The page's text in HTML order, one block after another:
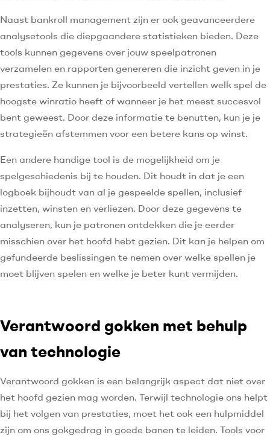
Naast bankroll management zijn er ook geavanceerdere
analysetools die diepgaandere statistieken bieden. Deze
tools kunnen gegevens over jouw speelpatronen
verzamelen en rapporten genereren die inzicht geven in je
prestaties. Ze kunnen je bijvoorbeeld vertellen welk spel de
hoogste winratio heeft of wanneer je het meest succesvol
bent geweest. Door deze informatie te benutten, kun je je
strategieën afstemmen voor een betere kans op winst.
Een andere handige tool is de mogelijkheid om je
spelgeschiedenis bij te houden. Dit houdt in dat je een
logboek bijhoudt van al je gespeelde spellen, inclusief
inzetten, winsten en verliezen. Door deze gegevens te
analyseren, kun je patronen ontdekken die je eerder
misschien over het hoofd hebt gezien. Dit kan je helpen om
gefundeerde beslissingen te nemen over welke spellen je
moet blijven spelen en welke je beter kunt vermijden.
Verantwoord gokken met behulp
van technologie
Verantwoord gokken is een belangrijk aspect dat niet over
het hoofd gezien mag worden. Terwijl technologie ons helpt
bij het volgen van prestaties, moet het ook een hulpmiddel
zijn om ons gokgedrag in goede banen te leiden. Tools voor